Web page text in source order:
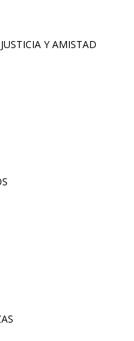
Y AMISTAD